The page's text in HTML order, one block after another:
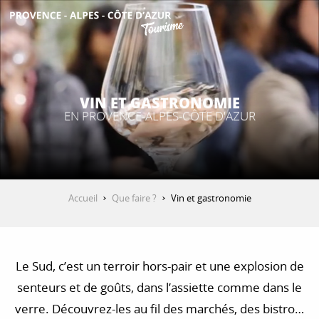
Aller
au
contenu
principal
DÉCOUVRIR
QUE FAIRE ?
SÉJOURNER
VIN ET GASTRONOMIE
EN PROVENCE-ALPES-CÔTE D'AZUR
Accueil Que faire ? Vin et gastronomie
Le Sud, c’est un terroir hors-pair et une explosion de
senteurs et de goûts, dans l’assiette comme dans le
verre. Découvrez-les au fil des marchés, des bistrots